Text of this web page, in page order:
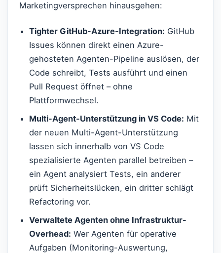
Marketingversprechen hinausgehen:
Tighter GitHub-Azure-Integration: GitHub
Issues können direkt einen Azure-
gehosteten Agenten-Pipeline auslösen, der
Code schreibt, Tests ausführt und einen
Pull Request öffnet – ohne
Plattformwechsel.
Multi-Agent-Unterstützung in VS Code: Mit
der neuen Multi-Agent-Unterstützung
lassen sich innerhalb von VS Code
spezialisierte Agenten parallel betreiben –
ein Agent analysiert Tests, ein anderer
prüft Sicherheitslücken, ein dritter schlägt
Refactoring vor.
Verwaltete Agenten ohne Infrastruktur-
Overhead: Wer Agenten für operative
Aufgaben (Monitoring-Auswertung,